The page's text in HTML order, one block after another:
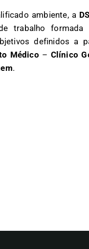
ambiente, a
trabalho
definidos a
Médico – Clínico
.